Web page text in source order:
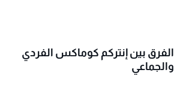
الفرق بين إنتركم كوماكس الفردي
والجماعي